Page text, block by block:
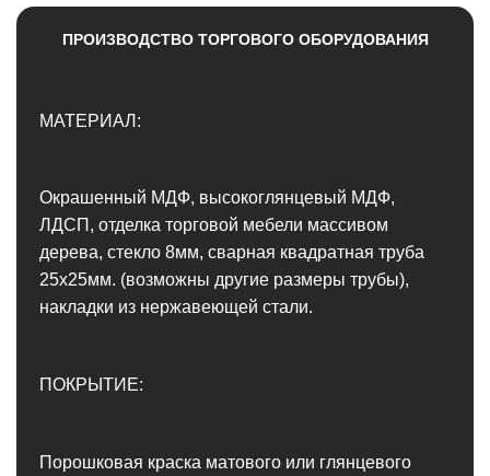
ПРОИЗВОДСТВО ТОРГОВОГО ОБОРУДОВАНИЯ
МАТЕРИАЛ:
Окрашенный МДФ, высокоглянцевый МДФ,
ЛДСП, отделка торговой мебели массивом
дерева, стекло 8мм, сварная квадратная труба
25х25мм. (возможны другие размеры трубы),
накладки из нержавеющей стали.
ПОКРЫТИЕ:
Порошковая краска матового или глянцевого